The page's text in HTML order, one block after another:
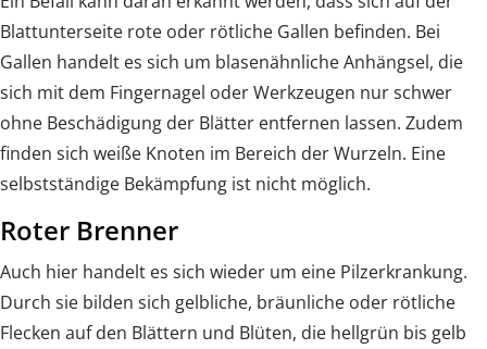
Blattunterseite rote oder rötliche Gallen befinden. Bei
Gallen handelt es sich um blasenähnliche Anhängsel, die
sich mit dem Fingernagel oder Werkzeugen nur schwer
ohne Beschädigung der Blätter entfernen lassen. Zudem
finden sich weiße Knoten im Bereich der Wurzeln. Eine
selbstständige Bekämpfung ist nicht möglich.
Roter Brenner
Auch hier handelt es sich wieder um eine Pilzerkrankung.
Durch sie bilden sich gelbliche, bräunliche oder rötliche
Flecken auf den Blättern und Blüten, die hellgrün bis gelb